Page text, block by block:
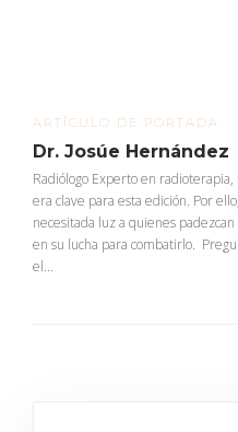
ARTÍCULO DE PORTADA
Dr. Josúe Hernández
Radiólogo Experto en
era clave para esta edición. Por
necesitada luz a quienes
en su lucha para combatirlo.
el...